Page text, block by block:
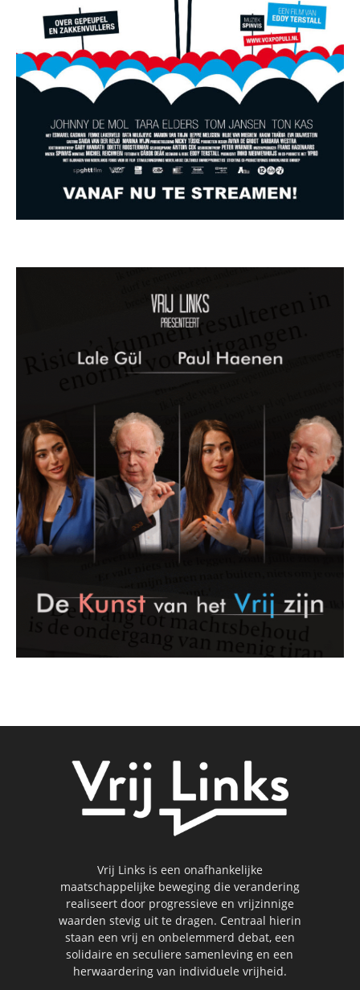
Vrij Links is een onafhankelijke
maatschappelijke beweging die verandering
realiseert door progressieve en vrijzinnige
waarden stevig uit te dragen. Centraal hierin
staan een vrij en onbelemmerd debat, een
solidaire en seculiere samenleving en een
herwaardering van individuele vrijheid.